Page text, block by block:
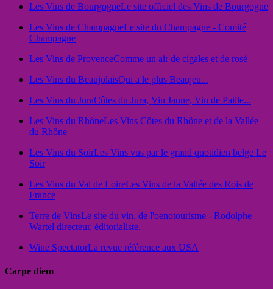
Les Vins de BourgogneLe site officiel des Vins de Bourgogne
Les Vins de ChampagneLe site du Champagne - Comité
Champagne
Les Vins de ProvenceComme un air de cigales et de rosé
Les Vins du BeaujolaisQui a le plus Beaujeu...
Les Vins du JuraCôtes du Jura, Vin Jaune, Vin de Paille...
Les Vins du RhôneLes Vins Côtes du Rhône et de la Vallée
du Rhône
Les Vins du SoirLes Vins vus par le grand quotidien belge Le
Soir
Les Vins du Val de LoireLes Vins de la Vallée des Rois de
France
Terre de VinsLe site du vin, de l'oenotourisme - Rodolphe
Wartel directeur, éditorialiste.
Wine SpectatorLa revue référence aux USA
Carpe diem